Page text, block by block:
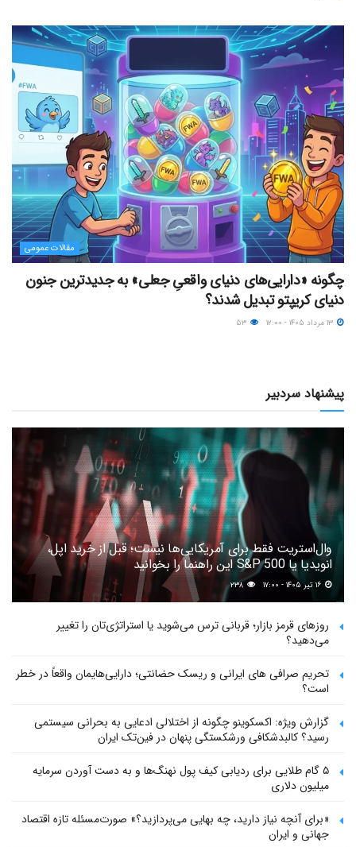
مقالات عمومی
چگونه «دارایی‌های دنیای واقعیِ جعلی» به جدیدترین جنون
دنیای کریپتو تبدیل شدند؟
پیشنهاد سردبیر
وال‌استریت فقط برای آمریکایی‌ها نیست؛ قبل از خرید اپل،
انویدیا یا S&P 500 این راهنما را بخوانید
۲۳۸
روزهای قرمز بازار؛ قربانی ترس می‌شوید یا استراتژی‌تان را تغییر
می‌دهید؟
تحریم صرافی های ایرانی و ریسک حضانتی؛ دارایی‌هایمان واقعاً در خطر
است؟
گزارش ویژه: اکسکوینو چگونه از اختلالی ادعایی به بحرانی سیستمی
رسید؟ کالبدشکافی ورشکستگی پنهان در فین‌تک ایران
۵ گام طلایی برای ردیابی کیف پول‌ نهنگ‌ها و به دست آوردن سرمایه
میلیون دلاری
«برای آنچه نیاز دارید، چه بهایی می‌پردازید؟» صورت‌مسئله تازه اقتصاد
جهانی و ایران